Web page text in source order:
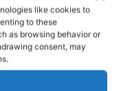
like cookies to
to these
as browsing behavior or
consent, may
η ομάδα θα είμαι
αναλαμβάνει
& Conditioning